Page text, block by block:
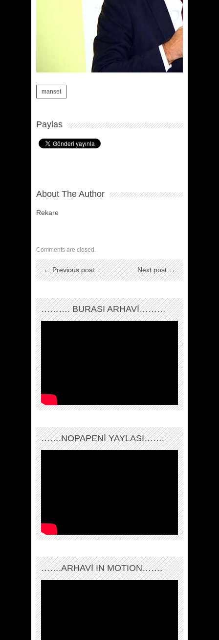
manset
Paylas
About The Author
Rekare
Comments are closed.
← Previous post Next post →
………. BURASI ARHAVİ………
…….NOPAPENİ YAYLASI…….
…….ARHAVI IN MOTION…….